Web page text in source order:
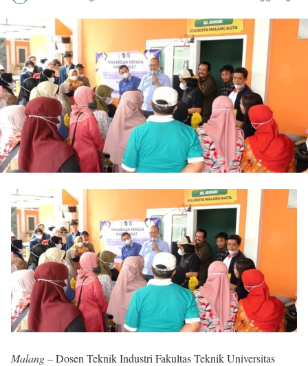
Malang– Dosen Teknik Industri Fakultas Teknik Universitas